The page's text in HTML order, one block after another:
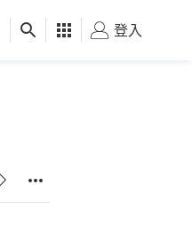
健康 好食玩飛
登入